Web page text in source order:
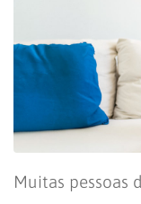
Muitas pessoas